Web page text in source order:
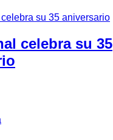
celebra su 35